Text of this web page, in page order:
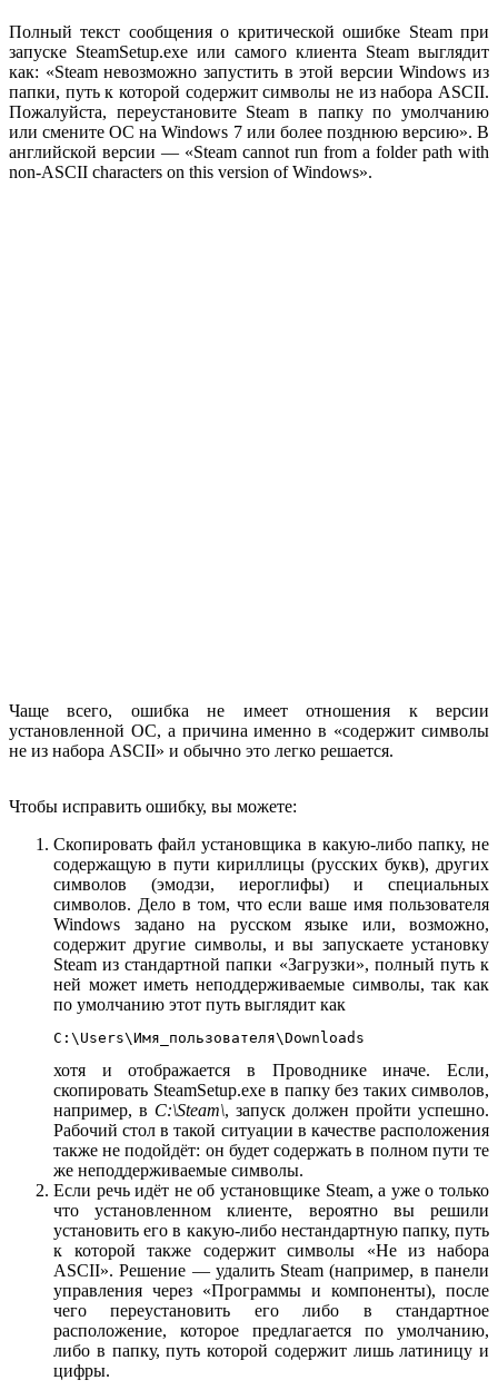
Полный текст сообщения о критической ошибке Steam при
запуске SteamSetup.exe или самого клиента Steam выглядит
как: «Steam невозможно запустить в этой версии Windows из
папки, путь к которой содержит символы не из набора ASCII.
Пожалуйста, переустановите Steam в папку по умолчанию
или смените ОС на Windows 7 или более позднюю версию». В
английской версии — «Steam cannot run from a folder path with
non-ASCII characters on this version of Windows».
Чаще всего, ошибка не имеет отношения к версии
установленной ОС, а причина именно в «содержит символы
не из набора ASCII» и обычно это легко решается.
Чтобы исправить ошибку, вы можете:
Скопировать файл установщика в какую-либо папку, не
содержащую в пути кириллицы (русских букв), других
символов (эмодзи, иероглифы) и специальных
символов. Дело в том, что если ваше имя пользователя
Windows задано на русском языке или, возможно,
содержит другие символы, и вы запускаете установку
Steam из стандартной папки «Загрузки», полный путь к
ней может иметь неподдерживаемые символы, так как
по умолчанию этот путь выглядит как
C:\Users\Имя_пользователя\Downloads
хотя и отображается в Проводнике иначе. Если,
скопировать SteamSetup.exe в папку без таких символов,
например, в C:\Steam\, запуск должен пройти успешно.
Рабочий стол в такой ситуации в качестве расположения
также не подойдёт: он будет содержать в полном пути те
же неподдерживаемые символы.
Если речь идёт не об установщике Steam, а уже о только
что установленном клиенте, вероятно вы решили
установить его в какую-либо нестандартную папку, путь
к которой также содержит символы «Не из набора
ASCII». Решение — удалить Steam (например, в панели
управления через «Программы и компоненты), после
чего переустановить его либо в стандартное
расположение, которое предлагается по умолчанию,
либо в папку, путь которой содержит лишь латиницу и
цифры.